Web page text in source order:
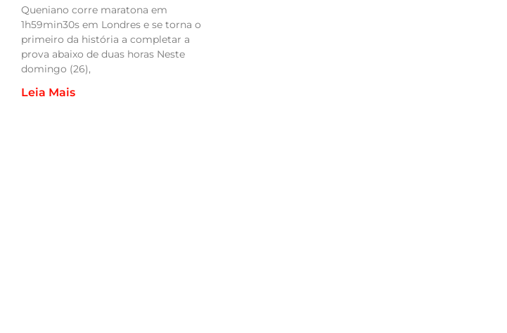
Queniano corre maratona em
1h59min30s em Londres e se torna o
primeiro da história a completar a
prova abaixo de duas horas Neste
domingo (26),
Leia Mais